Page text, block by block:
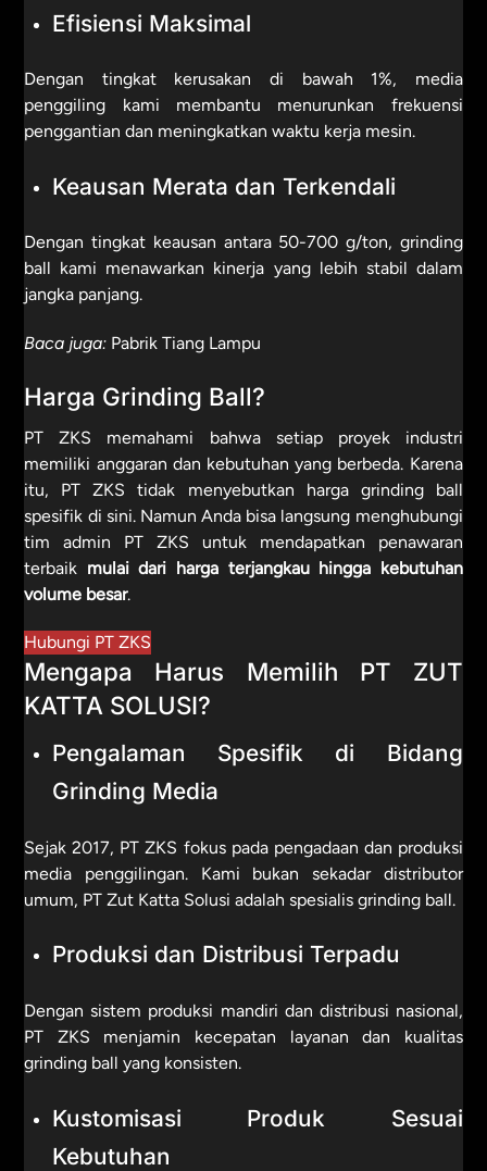
Efisiensi Maksimal
Dengan tingkat kerusakan di bawah 1%, media
penggiling kami membantu menurunkan frekuensi
penggantian dan meningkatkan waktu kerja mesin.
Keausan Merata dan Terkendali
Dengan tingkat keausan antara 50-700 g/ton, grinding
ball kami menawarkan kinerja yang lebih stabil dalam
jangka panjang.
Baca juga: Pabrik Tiang Lampu
Harga Grinding Ball?
PT ZKS memahami bahwa setiap proyek industri
memiliki anggaran dan kebutuhan yang berbeda. Karena
itu, PT ZKS tidak menyebutkan harga grinding ball
spesifik di sini. Namun Anda bisa langsung menghubungi
tim admin PT ZKS untuk mendapatkan penawaran
terbaik mulai dari harga terjangkau hingga kebutuhan
volume besar.
Hubungi PT ZKS
Mengapa Harus Memilih PT ZUT
KATTA SOLUSI?
Pengalaman Spesifik di Bidang
Grinding Media
Sejak 2017, PT ZKS fokus pada pengadaan dan produksi
media penggilingan. Kami bukan sekadar distributor
umum, PT Zut Katta Solusi adalah spesialis grinding ball.
Produksi dan Distribusi Terpadu
Dengan sistem produksi mandiri dan distribusi nasional,
PT ZKS menjamin kecepatan layanan dan kualitas
grinding ball yang konsisten.
Kustomisasi Produk Sesuai
Kebutuhan